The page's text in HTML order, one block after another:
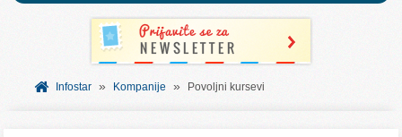
BESPLATNI VAUČERI
SVET INFORMACIJA
Infostar » Kompanije » Povoljni kursevi